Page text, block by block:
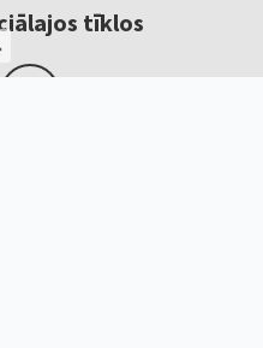
tīklos